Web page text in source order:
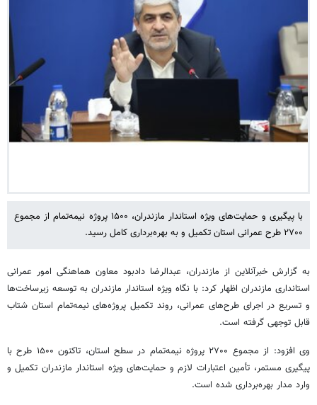
با پیگیری و حمایت‌های ویژه استاندار مازندران، ۱۵۰۰ پروژه نیمه‌تمام از مجموع
۲۷۰۰ طرح عمرانی استان تکمیل و به بهره‌برداری کامل رسید. ‎
به گزارش خبرآنلاین از مازندران، عبدالرضا دادبود معاون هماهنگی امور عمرانی
استانداری مازندران اظهار کرد: با نگاه ویژه استاندار مازندران به توسعه زیرساخت‌ها
و تسریع در اجرای طرح‌های عمرانی، روند تکمیل پروژه‌های نیمه‌تمام استان شتاب
قابل توجهی گرفته است.
وی افزود: از مجموع ۲۷۰۰ پروژه نیمه‌تمام در سطح استان، تاکنون ۱۵۰۰ طرح با
پیگیری مستمر، تأمین اعتبارات لازم و حمایت‌های ویژه استاندار مازندران تکمیل و
وارد مدار بهره‌برداری شده است.